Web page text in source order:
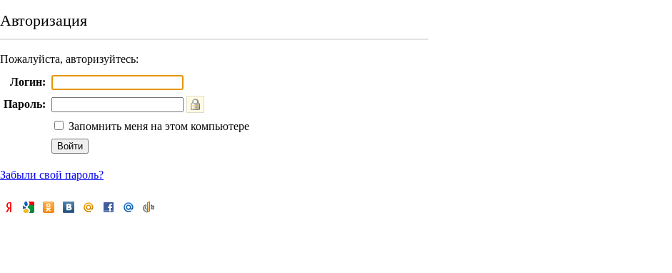
Авторизация
Пожалуйста, авторизуйтесь:
Логин:
Пароль:
Запомнить меня на этом компьютере
Забыли свой пароль?